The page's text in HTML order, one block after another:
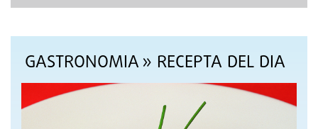
GASTRONOMIA» RECEPTA DEL DIA